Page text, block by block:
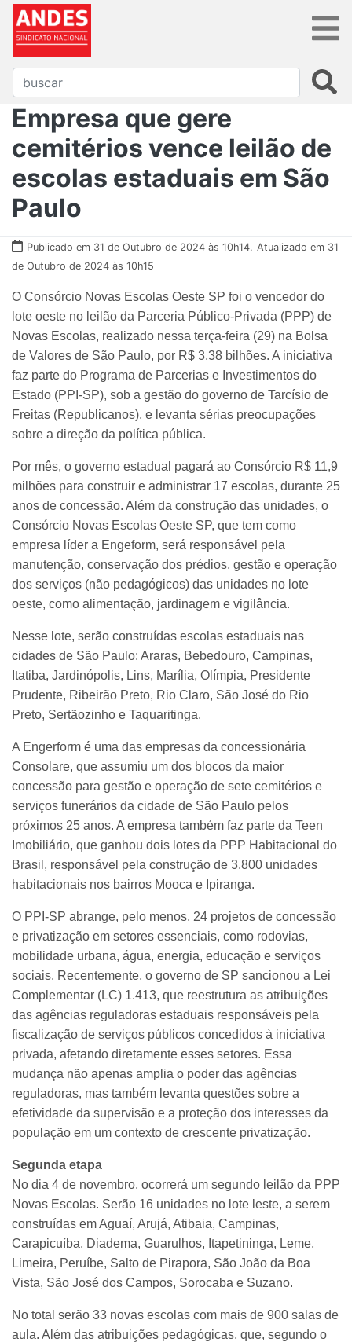
Empresa que gere
cemitérios vence leilão de
escolas estaduais em São
Paulo
Publicado em 31 de Outubro de 2024 às 10h14. Atualizado em 31
de Outubro de 2024 às 10h15
O Consórcio Novas Escolas Oeste SP foi o vencedor do
lote oeste no leilão da Parceria Público-Privada (PPP) de
Novas Escolas, realizado nessa terça-feira (29) na Bolsa
de Valores de São Paulo, por R$ 3,38 bilhões. A iniciativa
faz parte do Programa de Parcerias e Investimentos do
Estado (PPI-SP), sob a gestão do governo de Tarcísio de
Freitas (Republicanos), e levanta sérias preocupações
sobre a direção da política pública.
Por mês, o governo estadual pagará ao Consórcio R$ 11,9
milhões para construir e administrar 17 escolas, durante 25
anos de concessão. Além da construção das unidades, o
Consórcio Novas Escolas Oeste SP, que tem como
empresa líder a Engeform, será responsável pela
manutenção, conservação dos prédios, gestão e operação
dos serviços (não pedagógicos) das unidades no lote
oeste, como alimentação, jardinagem e vigilância.
Nesse lote, serão construídas escolas estaduais nas
cidades de São Paulo: Araras, Bebedouro, Campinas,
Itatiba, Jardinópolis, Lins, Marília, Olímpia, Presidente
Prudente, Ribeirão Preto, Rio Claro, São José do Rio
Preto, Sertãozinho e Taquaritinga.
A Engerform é uma das empresas da concessionária
Consolare, que assumiu um dos blocos da maior
concessão para gestão e operação de sete cemitérios e
serviços funerários da cidade de São Paulo pelos
próximos 25 anos. A empresa também faz parte da Teen
Imobiliário, que ganhou dois lotes da PPP Habitacional do
Brasil, responsável pela construção de 3.800 unidades
habitacionais nos bairros Mooca e Ipiranga.
O PPI-SP abrange, pelo menos, 24 projetos de concessão
e privatização em setores essenciais, como rodovias,
mobilidade urbana, água, energia, educação e serviços
sociais. Recentemente, o governo de SP sancionou a Lei
Complementar (LC) 1.413, que reestrutura as atribuições
das agências reguladoras estaduais responsáveis pela
fiscalização de serviços públicos concedidos à iniciativa
privada, afetando diretamente esses setores. Essa
mudança não apenas amplia o poder das agências
reguladoras, mas também levanta questões sobre a
efetividade da supervisão e a proteção dos interesses da
população em um contexto de crescente privatização.
Segunda etapa
No dia 4 de novembro, ocorrerá um segundo leilão da PPP
Novas Escolas. Serão 16 unidades no lote leste, a serem
construídas em Aguaí, Arujá, Atibaia, Campinas,
Carapicuíba, Diadema, Guarulhos, Itapetininga, Leme,
Limeira, Peruíbe, Salto de Pirapora, São João da Boa
Vista, São José dos Campos, Sorocaba e Suzano.
No total serão 33 novas escolas com mais de 900 salas de
aula. Além das atribuições pedagógicas, que, segundo o